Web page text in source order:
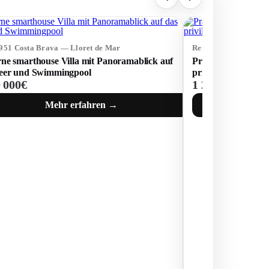
Costa Brava — Lloret de Mar
smarthouse Villa mit Panoramablick auf
und Swimmingpool
000€
Mehr erfahren →
Ref: 73618 Costa
Prächtige
privilegierten
1 250 000€